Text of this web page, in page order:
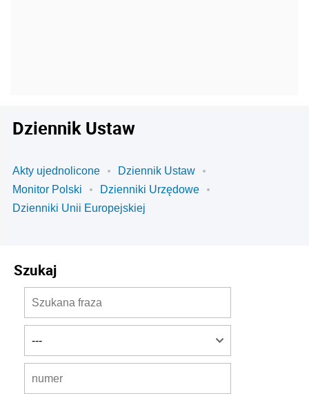
Dziennik Ustaw
Akty ujednolicone
Dziennik Ustaw
Monitor Polski
Dzienniki Urzędowe
Dzienniki Unii Europejskiej
Szukaj